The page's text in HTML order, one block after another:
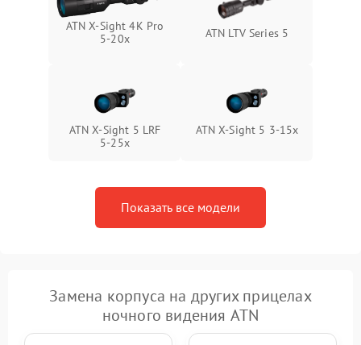
ATN X-Sight 4K Pro
5-20x
ATN LTV Series 5
ATN X-Sight 5 LRF
5-25x
ATN X-Sight 5 3-15x
Показать все модели
Замена корпуса на других прицелах
ночного видения ATN